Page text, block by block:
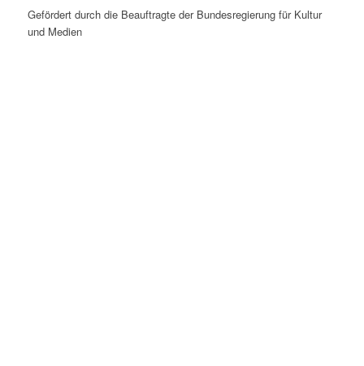
Gefördert durch die Beauftragte der Bundesregierung für Kultur
und Medien